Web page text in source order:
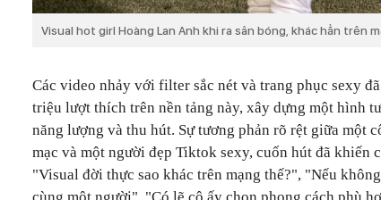
Visual hot girl Hoàng Lan Anh khi ra sân bóng, khác hẳn trên
Các video nhảy với filter sắc nét và trang phục sexy
triệu lượt thích trên nền tảng này, xây dựng một hình
năng lượng và thu hút. Sự tương phản rõ rệt giữa một
mạc và một người đẹp Tiktok sexy, cuốn hút đã khiến
"Visual đời thực sao khác trên mạng thế?", "Nếu